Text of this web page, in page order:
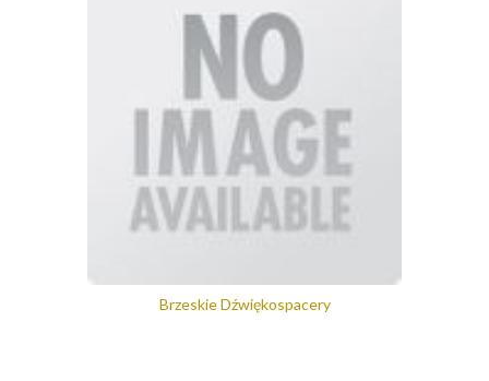
Brzeskie Dźwiękospacery